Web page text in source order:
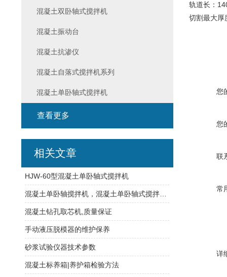
轨道长：
切割最大厚
您
您
联
常
详
混凝土双卧轴式搅拌机
混凝土振动台
混凝土抗渗仪
混凝土自落式搅拌机系列
混凝土单卧轴式搅拌机
查看更多
相关文章
HJW-60型混凝土单卧轴式搅拌机
混凝土钻孔取芯机,质量保证
手动液压脱模器的维护保养
砂浆试验仪器技术参数
混凝土标养箱|养护箱检验方法